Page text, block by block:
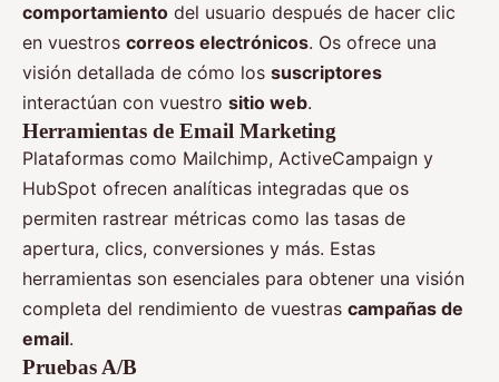
comportamiento del usuario después de hacer clic
en vuestros correos electrónicos. Os ofrece una
visión detallada de cómo los suscriptores
interactúan con vuestro sitio web.
Herramientas de Email Marketing
Plataformas como Mailchimp, ActiveCampaign y
HubSpot ofrecen analíticas integradas que os
permiten rastrear métricas como las tasas de
apertura, clics, conversiones y más. Estas
herramientas son esenciales para obtener una visión
completa del rendimiento de vuestras campañas de
email.
Pruebas A/B